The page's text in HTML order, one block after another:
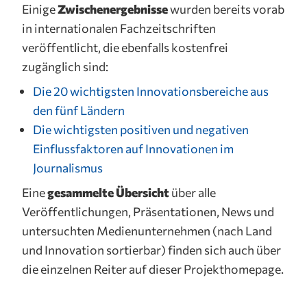
EinigeZwischenergebnissewurden bereits vorab
in internationalen Fachzeitschriften
veröffentlicht, die ebenfalls kostenfrei
zugänglich sind:
Die 20 wichtigsten Innovationsbereiche aus
den fünf Ländern
Die wichtigsten positiven und negativen
Einflussfaktoren auf Innovationen im
Journalismus
Einegesammelte Übersichtüber alle
Veröffentlichungen, Präsentationen, News und
untersuchten Medienunternehmen (nach Land
und Innovation sortierbar) finden sich auch über
die einzelnen Reiter auf dieser Projekthomepage.